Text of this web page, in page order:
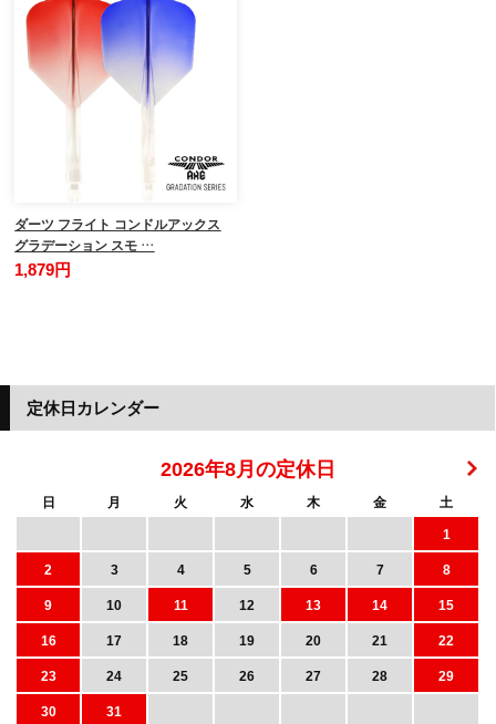
ダーツ フライト コンドルアックス
グラデーション スモ …
1,879円
定休日カレンダー
2026年8月の定休日
日 月 火 水 木 金
土
1
2
3 4 5 6 7
8
9
10 11 12 13 14
15
16
17 18 19 20 21
22
23
24 25 26 27 28
29
30
31